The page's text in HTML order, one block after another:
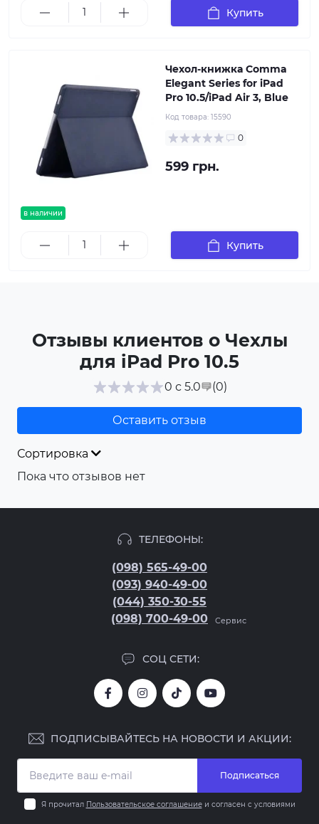
Купить
в наличии
Чехол-книжка Comma
Elegant Series for iPad
Pro 10.5/iPad Air 3, Blue
Код товара: 15590
0
599 грн.
Купить
Отзывы клиентов о Чехлы
для iPad Pro 10.5
0 с 5.0 (0)
Оставить отзыв
Сортировка
Пока что отзывов нет
ТЕЛЕФОНЫ:
(098) 565-49-00
(093) 940-49-00
(044) 350-30-55
(098) 700-49-00
Сервис
СОЦ СЕТИ:
ПОДПИСЫВАЙТЕСЬ НА НОВОСТИ И АКЦИИ:
Подписаться
Я прочитал Пользовательское соглашениеи согласен с условиями